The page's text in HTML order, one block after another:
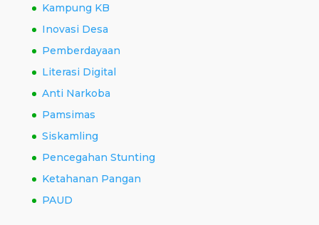
Kampung KB
Inovasi Desa
Pemberdayaan
Literasi Digital
Anti Narkoba
Pamsimas
Siskamling
Pencegahan Stunting
Ketahanan Pangan
PAUD